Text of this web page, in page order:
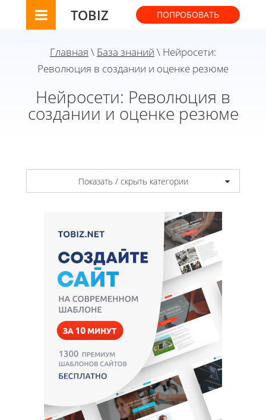
TOBIZ ПОПРОБОВАТЬ
Главная \ База знаний \ Нейросети:
Революция в создании и оценке резюме
Нейросети: Революция в
создании и оценке резюме
Показать / скрыть категории